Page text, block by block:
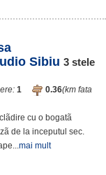
Sibiu 3 stele
1 0.36(km fata
cu o bogatã
de la inceputul sec.
mai mult